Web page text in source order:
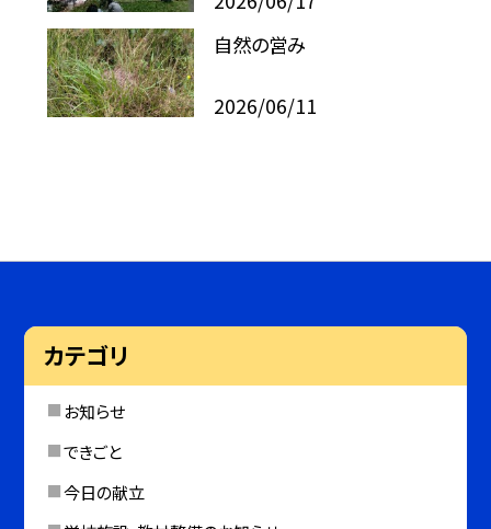
自然の営み
2026/06/11
カテゴリ
お知らせ
できごと
今日の献立